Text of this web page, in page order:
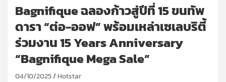
Bagnifique ฉลองก้าวสู่ปีที่ 15 ขนทัพ
ดารา “ต่อ-ออฟ” พร้อมเหล่าเซเลบริตี้
ร่วมงาน 15 Years Anniversary
“Bagnifique Mega Sale”
04/10/2025 Hotstar